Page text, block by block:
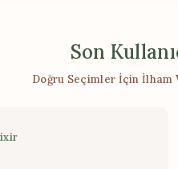
Son
Doğru Seçimler İçin İlham